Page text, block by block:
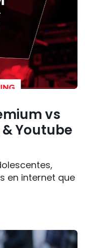
vs
Youtube
en internet que